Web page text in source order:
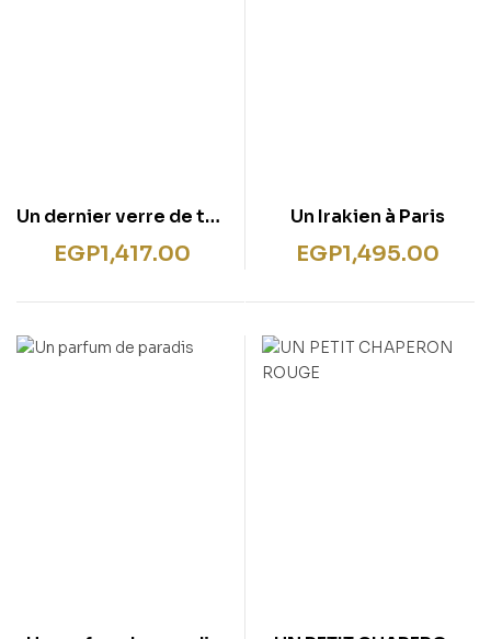
Un dernier verre de thé
et autres nouvelles
EGP1,417.00
Un Irakien à Paris
EGP1,495.00